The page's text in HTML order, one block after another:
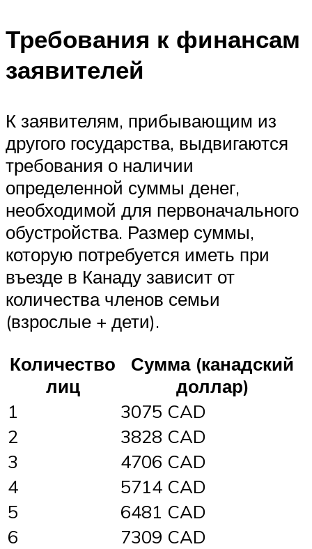
Требования к финансам
заявителей
К заявителям, прибывающим из
другого государства, выдвигаются
требования о наличии
определенной суммы денег,
необходимой для первоначального
обустройства. Размер суммы,
которую потребуется иметь при
въезде в Канаду зависит от
количества членов семьи
(взрослые + дети).
Количество
лиц
Сумма (канадский
доллар)
1
3075 CAD
2
3828 CAD
3
4706 CAD
4
5714 CAD
5
6481 CAD
6
7309 CAD